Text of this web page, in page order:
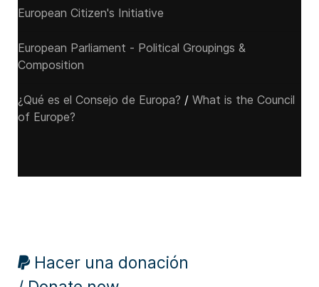
European Citizen's Initiative
European Parliament - Political Groupings &
Composition
¿Qué es el Consejo de Europa? / What is the Council
of Europe?
Hacer una donación